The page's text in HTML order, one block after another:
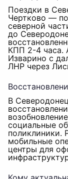
Поездки в
Чертково —
северной
до
КПП 2-4 часа.
Изварино с
ЛНР через
В
социальные
поликлиники.
мобильные
центры для